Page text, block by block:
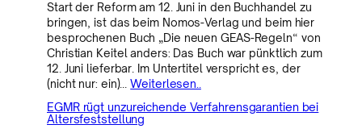
Start der Reform am 12. Juni in den Buchhandel zu
bringen, ist das beim Nomos-Verlag und beim hier
besprochenen Buch „Die neuen GEAS-Regeln“ von
Christian Keitel anders: Das Buch war pünktlich zum
12. Juni lieferbar. Im Untertitel verspricht es, der
(nicht nur: ein)…Weiterlesen..
EGMR rügt unzureichende Verfahrensgarantien bei
Altersfeststellung